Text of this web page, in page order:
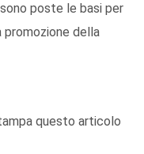
poste le basi per
promozione della
questo articolo